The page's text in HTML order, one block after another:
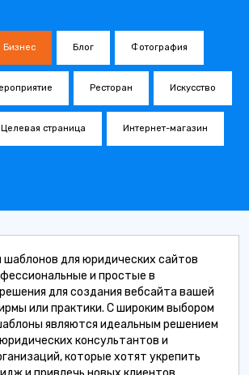
Бизнес Блог Фотография
Ресторан Искусство
Целевая страница Интернет-магазин
шаблонов для юридических сайтов
и простые в
для создания вебсайта вашей
или практики. С широким выбором
являются идеальным решением
консультантов и
которые хотят укрепить